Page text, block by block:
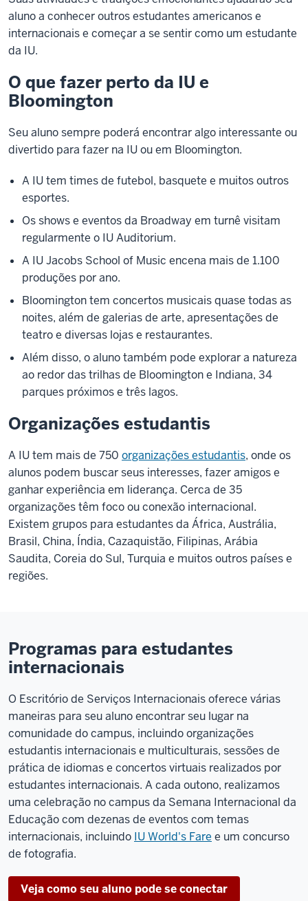
aluno a conhecer outros estudantes americanos e
internacionais e começar a se sentir como um estudante
da IU.
O que fazer perto da IU e
Bloomington
Seu aluno sempre poderá encontrar algo interessante ou
divertido para fazer na IU ou em Bloomington.
A IU tem times de futebol, basquete e muitos outros
esportes.
Os shows e eventos da Broadway em turnê visitam
regularmente o IU Auditorium.
A IU Jacobs School of Music encena mais de 1.100
produções por ano.
Bloomington tem concertos musicais quase todas as
noites, além de galerias de arte, apresentações de
teatro e diversas lojas e restaurantes.
Além disso, o aluno também pode explorar a natureza
ao redor das trilhas de Bloomington e Indiana, 34
parques próximos e três lagos.
Organizações estudantis
A IU tem mais de 750 organizações estudantis, onde os
alunos podem buscar seus interesses, fazer amigos e
ganhar experiência em liderança. Cerca de 35
organizações têm foco ou conexão internacional.
Existem grupos para estudantes da África, Austrália,
Brasil, China, Índia, Cazaquistão, Filipinas, Arábia
Saudita, Coreia do Sul, Turquia e muitos outros países e
regiões.
Programas para estudantes
internacionais
O Escritório de Serviços Internacionais oferece várias
maneiras para seu aluno encontrar seu lugar na
comunidade do campus, incluindo organizações
estudantis internacionais e multiculturais, sessões de
prática de idiomas e concertos virtuais realizados por
estudantes internacionais. A cada outono, realizamos
uma celebração no campus da Semana Internacional da
Educação com dezenas de eventos com temas
internacionais, incluindo IU World's Fare e um concurso
de fotografia.
Veja como seu aluno pode se conectar